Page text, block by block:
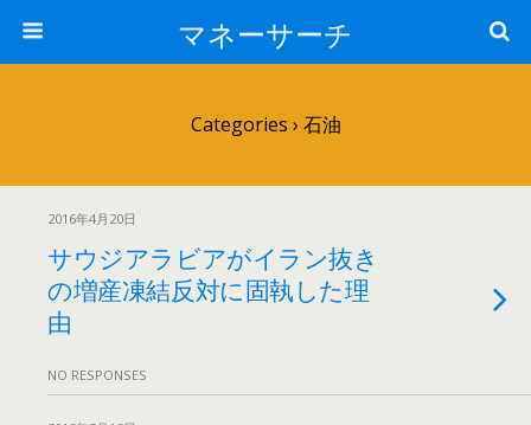
マネーサーチ
Categories › 石油
2016年4月20日
サウジアラビアがイラン抜き
の増産凍結反対に固執した理
由
NO RESPONSES